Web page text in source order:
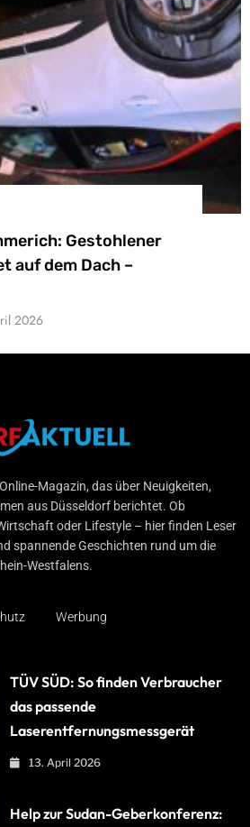
Gestohlener
auf dem Dach –
2026
Magazin, das über Neuigkeiten,
aus Düsseldorf berichtet. Ob
oder Lifestyle – hier finden Leser
spannende Geschichten rund um die
Westfalens.
Werbung
TÜV SÜD: So finden Verbraucher
das passende
Laserentfernungsmessgerät
13. April 2026
Help zur Sudan-Geberkonferenz: